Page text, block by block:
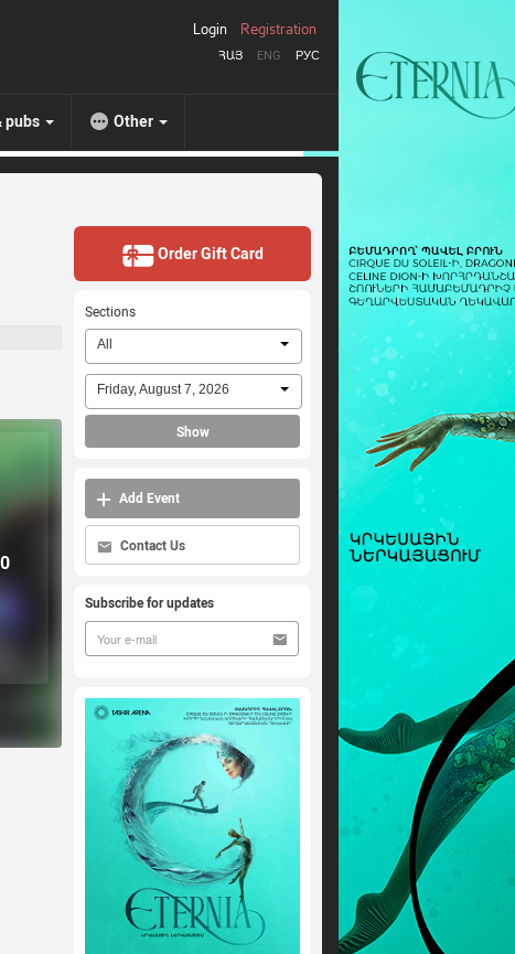
ՀԱՅ ENG РУС
Login Registration
pubs Other
Order Gift Card
Sections
All
Friday, August 7, 2026
Show
Add Event
Contact Us
Subscribe for updates